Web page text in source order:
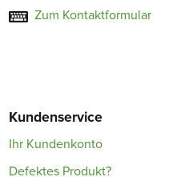
Zum Kontaktformular
Kundenservice
Ihr Kundenkonto
Defektes Produkt?